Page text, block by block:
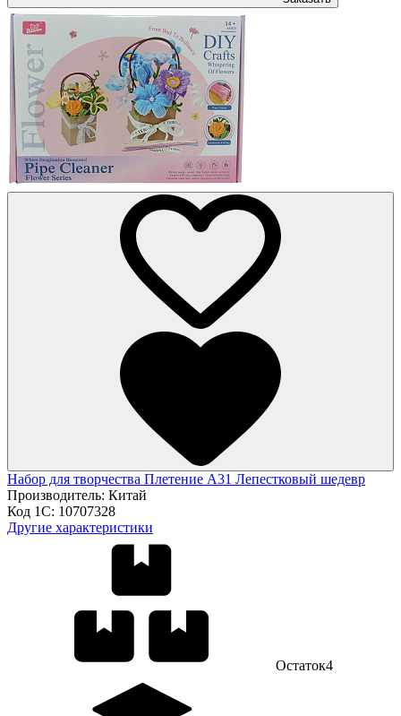
Набор для творчества Плетение A31 Лепестковый шедевр
Производитель: Китай
Код 1С: 10707328
Другие характеристики
Остаток4